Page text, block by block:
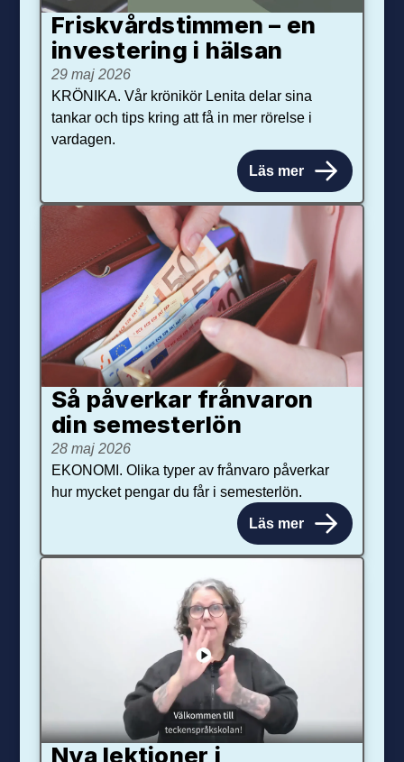
Friskvårdstimmen – en
investering i hälsan
29 maj 2026
KRÖNIKA. Vår krönikör Lenita delar sina
tankar och tips kring att få in mer rörelse i
vardagen.
Läs mer
Så påverkar från­varon
din semester­lön
28 maj 2026
EKONOMI. Olika typer av frånvaro påverkar
hur mycket pengar du får i semesterlön.
Läs mer
Nya lektioner i